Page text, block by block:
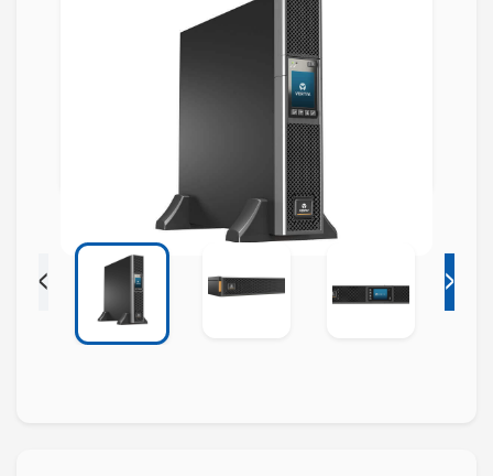
‹ ›